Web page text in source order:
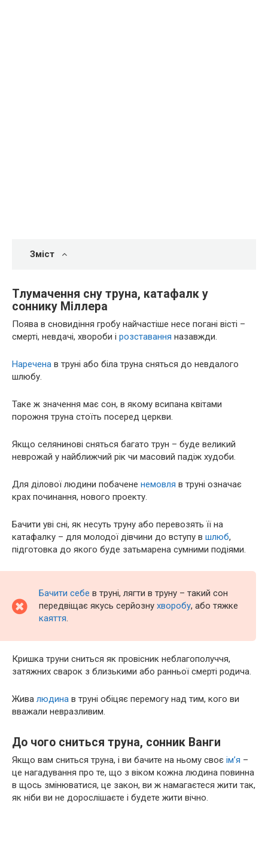
Зміст
Тлумачення сну труна, катафалк у
соннику Міллера
Поява в сновидіння гробу найчастіше несе погані вісті –
смерті, невдачі, хвороби і розставання назавжди.
Наречена в труні або біла труна сняться до невдалого
шлюбу.
Таке ж значення має сон, в якому всипана квітами
порожня труна стоїть посеред церкви.
Якщо селянинові сняться багато трун – буде великий
неврожай у найближчий рік чи масовий падіж худоби.
Для ділової людини побачене немовля в труні означає
крах починання, нового проекту.
Бачити уві сні, як несуть труну або перевозять її на
катафалку – для молодої дівчини до вступу в шлюб,
підготовка до якого буде затьмарена сумними подіями.
Бачити себе в труні, лягти в труну – такий сон
передвіщає якусь серйозну хворобу, або тяжке
каяття.
Кришка труни сниться як провісник неблагополуччя,
затяжних сварок з близькими або ранньої смерті родича.
Жива людина в труні обіцяє перемогу над тим, кого ви
вважали невразливим.
До чого сниться труна, сонник Ванги
Якщо вам сниться труна, і ви бачите на ньому своє ім’я –
це нагадування про те, що з віком кожна людина повинна
в щось змінюватися, це закон, ви ж намагаєтеся жити так,
як ніби ви не дорослішаєте і будете жити вічно.